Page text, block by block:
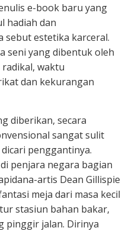
e-book baru yang
hadiah dan
sebut estetika karceral.
seni yang dibentuk oleh
waktu
dan kekurangan
diberikan, secara
sangat sulit
penggantinya.
penjara negara bagian
artis Dean Gillispie
meja dari masa kecil
stasiun bahan bakar,
pinggir jalan. Dirinya